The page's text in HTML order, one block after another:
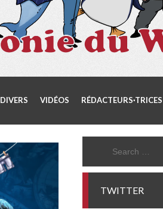
DIVERS VIDÉOS RÉDACTEURS·TRICES
TWITTER